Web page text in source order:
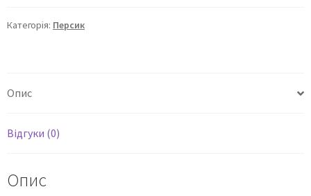
Категорія: Персик
Опис
Відгуки (0)
Опис